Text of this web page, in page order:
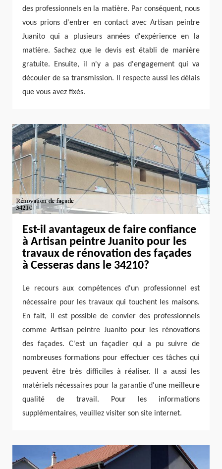
des professionnels en la matière. Par conséquent, nous
vous prions d'entrer en contact avec Artisan peintre
Juanito qui a plusieurs années d'expérience en la
matière. Sachez que le devis est établi de manière
gratuite. Ensuite, il n'y a pas d'engagement qui va
découler de sa transmission. Il respecte aussi les délais
que vous avez fixés.
Est-il avantageux de faire confiance
à Artisan peintre Juanito pour les
travaux de rénovation des façades
à Cesseras dans le 34210?
Le recours aux compétences d'un professionnel est
nécessaire pour les travaux qui touchent les maisons.
En fait, il est possible de convier des professionnels
comme Artisan peintre Juanito pour les rénovations
des façades. C'est un façadier qui a pu suivre de
nombreuses formations pour effectuer ces tâches qui
peuvent être très difficiles à réaliser. Il a aussi les
matériels nécessaires pour la garantie d'une meilleure
qualité de travail. Pour les informations
supplémentaires, veuillez visiter son site internet.